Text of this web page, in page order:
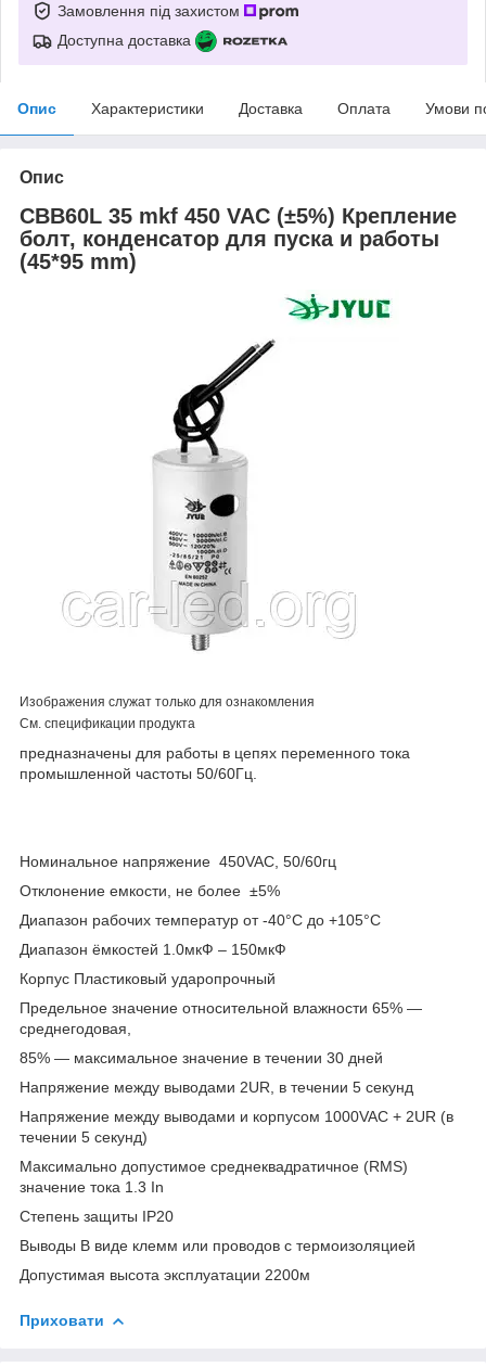
Замовлення під захистом
Доступна доставка
Опис Характеристики Доставка Оплата Умови
Опис
CBB60L 35 mkf 450 VAC (±5%) Крепление
болт, конденсатор для пуска и работы
(45*95 mm)
Изображения служат только для ознакомления
См. спецификации продукта
предназначены для работы в цепях переменного тока
промышленной частоты 50/60Гц.
Номинальное напряжение 450VAC, 50/60гц
Отклонение емкости, не более ±5%
Диапазон рабочих температур от -40°С до +105°С
Диапазон ёмкостей 1.0мкФ – 150мкФ
Корпус Пластиковый ударопрочный
Предельное значение относительной влажности 65% ―
среднегодовая,
85% ― максимальное значение в течении 30 дней
Напряжение между выводами 2UR, в течении 5 секунд
Напряжение между выводами и корпусом 1000VAC + 2UR (в
течении 5 секунд)
Максимально допустимое среднеквадратичное (RMS)
значение тока 1.3 In
Степень защиты IP20
Выводы В виде клемм или проводов с термоизоляцией
Допустимая высота эксплуатации 2200м
Приховати